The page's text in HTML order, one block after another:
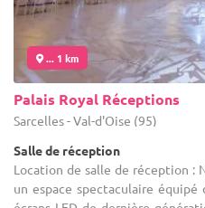
... 1 km
Palais Royal Réceptions
Sarcelles - Val-d'Oise (95)
Salle de réception
Location de salle de réception :
un espace spectaculaire équipé